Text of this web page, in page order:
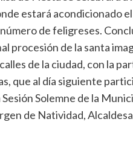
estará acondicionado
de feligreses.
procesión de la santa
de la ciudad, con la
que al día siguiente
Solemne de la
de Natividad,